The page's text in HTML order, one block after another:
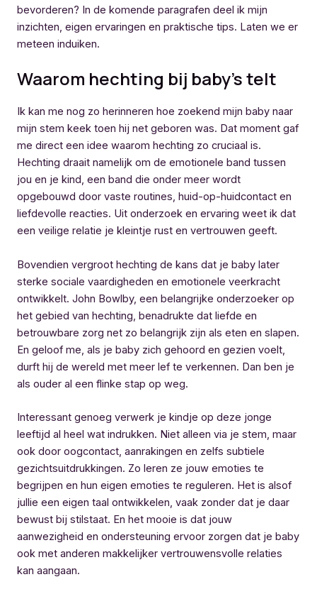
bevorderen? In de komende paragrafen deel ik mijn
inzichten, eigen ervaringen en praktische tips. Laten we er
meteen induiken.
Waarom hechting bij baby’s telt
Ik kan me nog zo herinneren hoe zoekend mijn baby naar
mijn stem keek toen hij net geboren was. Dat moment gaf
me direct een idee waarom hechting zo cruciaal is.
Hechting draait namelijk om de emotionele band tussen
jou en je kind, een band die onder meer wordt
opgebouwd door vaste routines, huid-op-huidcontact en
liefdevolle reacties. Uit onderzoek en ervaring weet ik dat
een veilige relatie je kleintje rust en vertrouwen geeft.
Bovendien vergroot hechting de kans dat je baby later
sterke sociale vaardigheden en emotionele veerkracht
ontwikkelt. John Bowlby, een belangrijke onderzoeker op
het gebied van hechting, benadrukte dat liefde en
betrouwbare zorg net zo belangrijk zijn als eten en slapen.
En geloof me, als je baby zich gehoord en gezien voelt,
durft hij de wereld met meer lef te verkennen. Dan ben je
als ouder al een flinke stap op weg.
Interessant genoeg verwerk je kindje op deze jonge
leeftijd al heel wat indrukken. Niet alleen via je stem, maar
ook door oogcontact, aanrakingen en zelfs subtiele
gezichtsuitdrukkingen. Zo leren ze jouw emoties te
begrijpen en hun eigen emoties te reguleren. Het is alsof
jullie een eigen taal ontwikkelen, vaak zonder dat je daar
bewust bij stilstaat. En het mooie is dat jouw
aanwezigheid en ondersteuning ervoor zorgen dat je baby
ook met anderen makkelijker vertrouwensvolle relaties
kan aangaan.